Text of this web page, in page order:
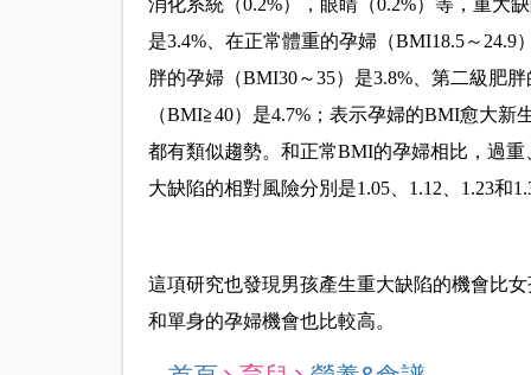
消化系統（0.2%），眼睛（0.2%）等，重大
是3.4%、在正常體重的孕婦（BMI18.5～24.9
胖的孕婦（BMI30～35）是3.8%、第二級肥
（BMI≧40）是4.7%；表示孕婦的BMI愈大
都有類似趨勢。和正常BMI的孕婦相比，過
大缺陷的相對風險分別是1.05、1.12、1.23和
這項研究也發現男孩產生重大缺陷的機會比
和單身的孕婦機會也比較高。